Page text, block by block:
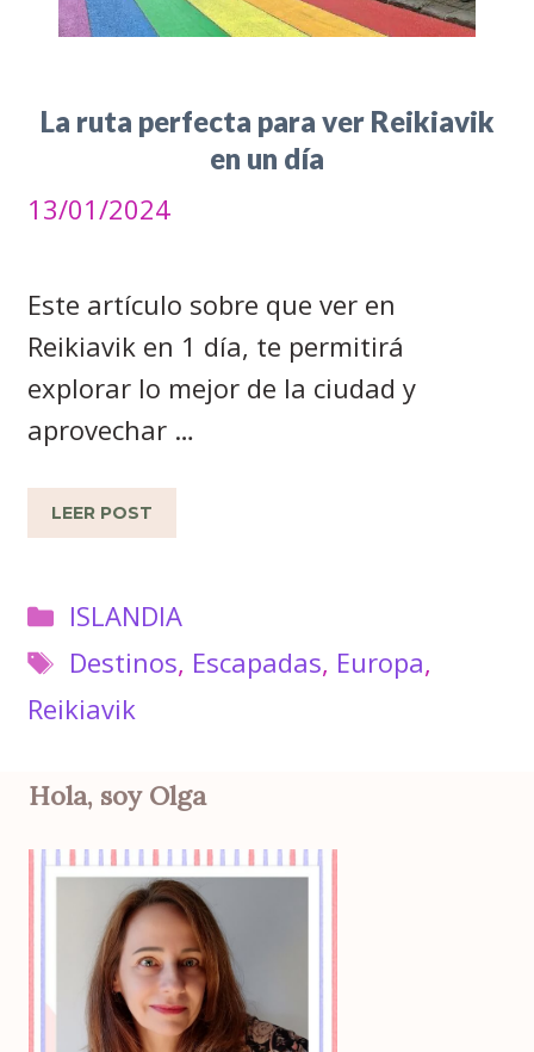
La ruta perfecta para ver Reikiavik
en un día
13/01/2024
Este artículo sobre que ver en
Reikiavik en 1 día, te permitirá
explorar lo mejor de la ciudad y
aprovechar …
LEER POST
Categorías
ISLANDIA
Etiquetas
Destinos, Escapadas, Europa,
Reikiavik
Hola, soy Olga